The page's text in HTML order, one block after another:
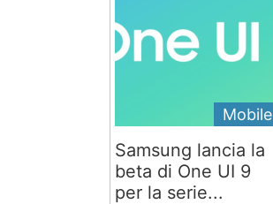
Mobile
Samsung lancia la
beta di One UI 9
per la serie...